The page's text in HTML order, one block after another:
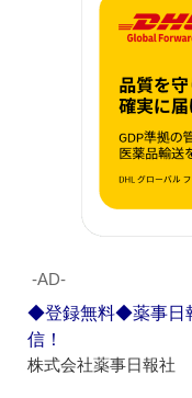
‐AD‐
◆登録無料◆薬事日
信！
株式会社薬事日報社